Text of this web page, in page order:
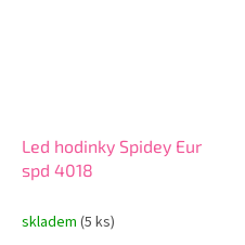
Led hodinky Spidey Eur
spd 4018
skladem (5 ks)